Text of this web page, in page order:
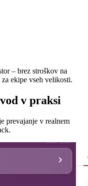
– brez stroškov na
ekipe vseh velikosti.
v praksi
prevajanje v realnem